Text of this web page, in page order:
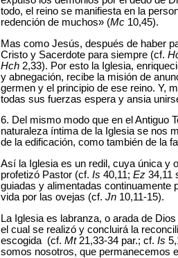
todo, el reino se manifiesta en la
redención de muchos» (Mc 10,45).
Mas como Jesús, después de haber
Cristo y Sacerdote para siempre (cf.
Hch 2,33). Por esto la Iglesia,
y abnegación, recibe la misión de
germen y el principio de ese reino. Y,
todas sus fuerzas espera y ansia
6. Del mismo modo que en el Antiguo
naturaleza íntima de la Iglesia se nos
de la edificación, como también de la
Así la Iglesia es un redil, cuya única y
profetizó Pastor (cf. Is 40,11; Ez 34,11
guiadas y alimentadas continuamente
vida por las ovejas (cf. Jn 10,11-15).
La Iglesia es labranza, o arada de Dios
el cual se realizó y concluirá la
escogida (cf. Mt21,33-34 par.; cf. Is
somos nosotros, que permanecemos